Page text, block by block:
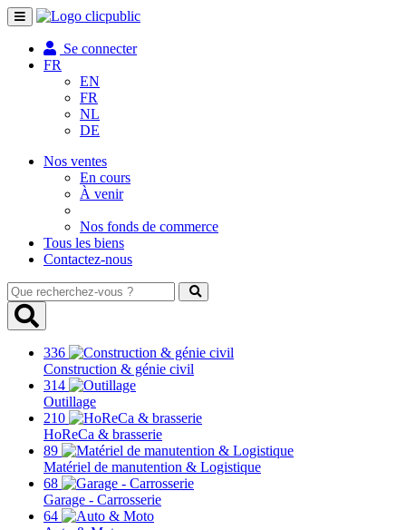
Toggle
navigation
Se connecter
FR
EN
FR
NL
DE
Nos ventes
En cours
À venir
Nos fonds de commerce
Tous les biens
Contactez-nous
Que
recherchez-
vous
336
Construction & génie civil
314
Outillage
210
HoReCa & brasserie
89
Matériel de manutention & Logistique
68
Garage - Carrosserie
64